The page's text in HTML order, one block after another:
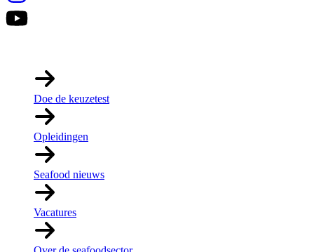
Doe de keuzetest
Opleidingen
Seafood nieuws
Vacatures